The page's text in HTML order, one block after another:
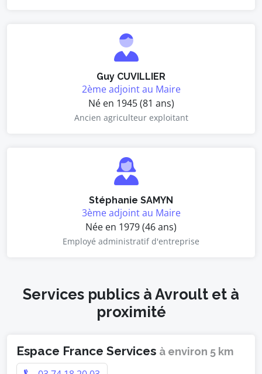
Guy CUVILLIER
2ème adjoint au Maire
Né en 1945 (81 ans)
Ancien agriculteur exploitant
Stéphanie SAMYN
3ème adjoint au Maire
Née en 1979 (46 ans)
Employé administratif d'entreprise
Services publics à Avroult et à
proximité
Espace France Services à environ 5 km